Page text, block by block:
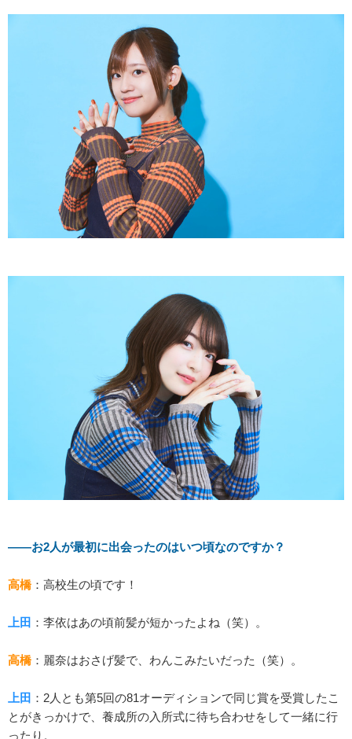
――お2人が最初に出会ったのはいつ頃なのですか？
高橋 ：高校生の頃です！
上田 ：李依はあの頃前髪が短かったよね（笑）。
高橋 ：麗奈はおさげ髪で、わんこみたいだった（笑）。
上田 ：2人とも第5回の81オーディションで同じ賞を受賞したこ
とがきっかけで、養成所の入所式に待ち合わせをして一緒に行
ったり。